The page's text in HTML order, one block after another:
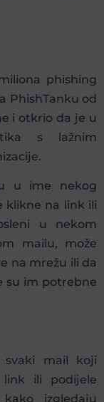
phishing
PhishTanku od
i otkrio da je u
s lažnim
u ime nekog
klikne na link ili
u nekom
mailu, može
na mrežu ili da
su im potrebne
svaki mail koji
ili podijele
izgledaju